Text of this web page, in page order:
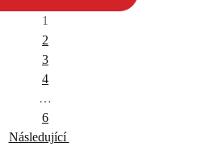
1
2
3
4
…
6
Následující